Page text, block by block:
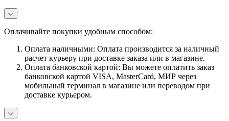
Оплачивайте покупки удобным способом:
Оплата наличными: Оплата производится за наличный
расчет курьеру при доставке заказа или в магазине.
Оплата банковской картой: Вы можете оплатить заказ
банковской картой VISA, MasterCard, МИР через
мобильный терминал в магазине или переводом при
доставке курьером.